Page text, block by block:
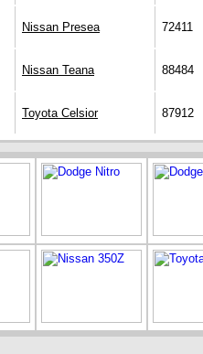
Nissan Presea 72411
Nissan Teana 88484
Toyota Celsior 87912